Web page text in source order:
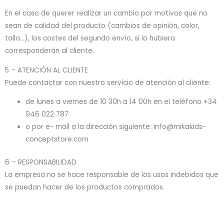
En el caso de querer realizar un cambio por motivos que no
sean de calidad del producto (cambios de opinión, color,
talla…), los costes del segundo envío, si lo hubiera
corresponderán al cliente.
5 – ATENCIÓN AL CLIENTE
Puede contactar con nuestro servicio de atención al cliente:
de lunes a viernes de 10 30h a 14 00h en el teléfono +34
946 022 787
o por e- mail a la dirección siguiente: info@mikakids-
conceptstore.com
6 – RESPONSABILIDAD
La empresa no se hace responsable de los usos indebidos que
se puedan hacer de los productos comprados.